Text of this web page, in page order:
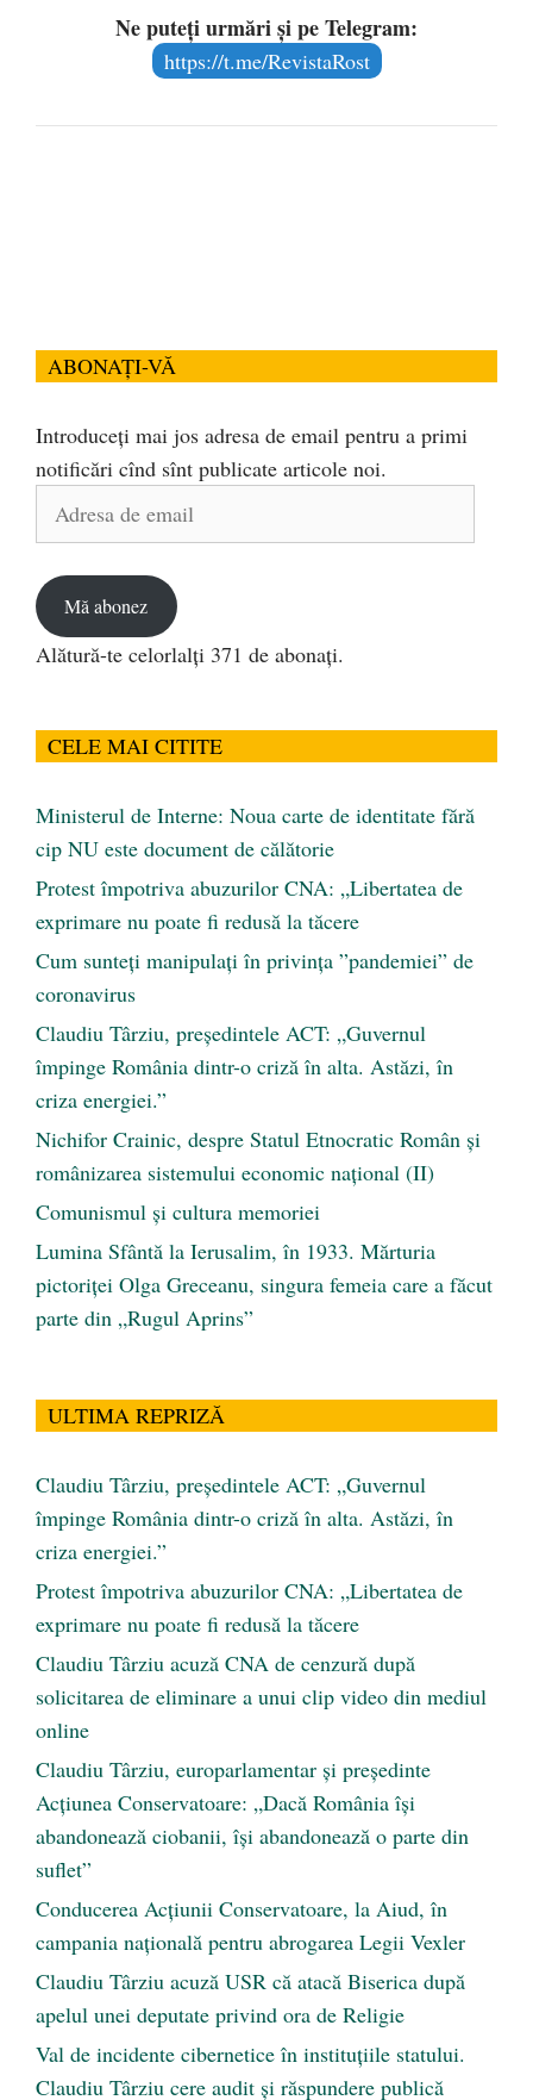
Ne puteți urmări și pe Telegram:
https://t.me/RevistaRost
ABONAȚI-VĂ
Introduceți mai jos adresa de email pentru a primi
notificări cînd sînt publicate articole noi.
Adresa
Mă abonez
Alătură-te celorlalți 371 de abonați.
CELE MAI CITITE
Ministerul de Interne: Noua carte de identitate fără
cip NU este document de călătorie
Protest împotriva abuzurilor CNA: „Libertatea de
exprimare nu poate fi redusă la tăcere
Cum sunteți manipulați în privința ”pandemiei” de
coronavirus
Claudiu Târziu, președintele ACT: „Guvernul
împinge România dintr-o criză în alta. Astăzi, în
criza energiei.”
Nichifor Crainic, despre Statul Etnocratic Român şi
românizarea sistemului economic naţional (II)
Comunismul şi cultura memoriei
Lumina Sfântă la Ierusalim, în 1933. Mărturia
pictoriței Olga Greceanu, singura femeia care a făcut
parte din „Rugul Aprins”
ULTIMA REPRIZĂ
Claudiu Târziu, președintele ACT: „Guvernul
împinge România dintr-o criză în alta. Astăzi, în
criza energiei.”
Protest împotriva abuzurilor CNA: „Libertatea de
exprimare nu poate fi redusă la tăcere
Claudiu Târziu acuză CNA de cenzură după
solicitarea de eliminare a unui clip video din mediul
online
Claudiu Târziu, europarlamentar și președinte
Acțiunea Conservatoare: „Dacă România își
abandonează ciobanii, își abandonează o parte din
suflet”
Conducerea Acțiunii Conservatoare, la Aiud, în
campania națională pentru abrogarea Legii Vexler
Claudiu Târziu acuză USR că atacă Biserica după
apelul unei deputate privind ora de Religie
Val de incidente cibernetice în instituțiile statului.
Claudiu Târziu cere audit și răspundere publică